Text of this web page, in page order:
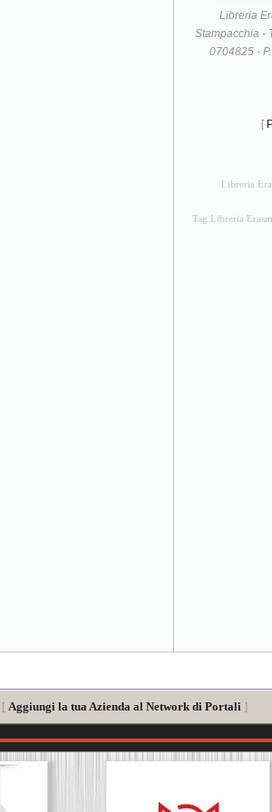
Libreria
Stampacchia -
0704825 -
[
Libreria
Tag Libreria
[ Aggiungi la tua Azienda al Network di Portali ]